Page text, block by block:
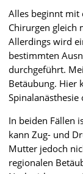
Alles beginnt mit
Chirurgen gleich
Allerdings wird
bestimmten
durchgeführt.
Betäubung. Hier
In beiden Fällen
kann Zug- und
Mutter jedoch
regionalen